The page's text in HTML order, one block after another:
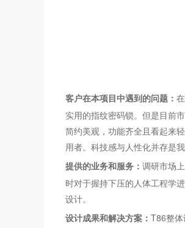
客户在本项目中遇到的问题：
实用的指纹密码锁。但是目前
简约美观，功能齐全且看起来
用者。科技感与人性化并存是我
提供的业务和服务： 调研市场
时对于握持下压的人体工程学
设计。
设计成果和解决方案： T86整